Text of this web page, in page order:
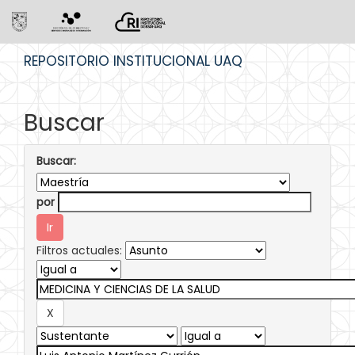
REPOSITORIO INSTITUCIONAL UAQ
Buscar
Buscar:
por
Filtros actuales: